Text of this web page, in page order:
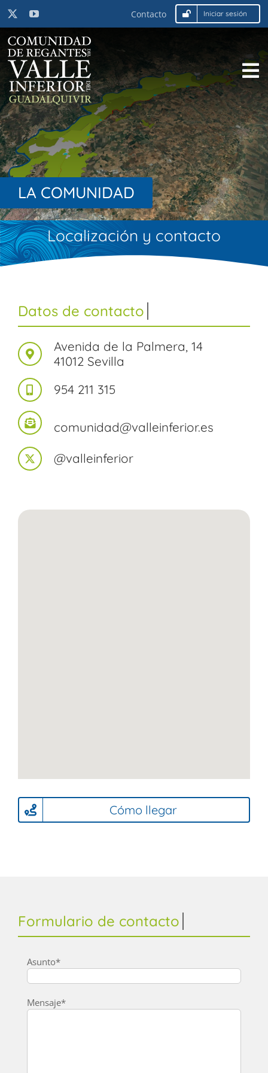
Saltar
Contacto Iniciar sesión
Inicio
La Comunidad
Actualidad
Utilidades
LA COMUNIDAD
Localización y contacto
Avenida de la Palmera, 14
41012 Sevilla
954 211 315
comunidad@valleinferior.es
@valleinferior
Cómo llegar
Asunto*
Mensaje*